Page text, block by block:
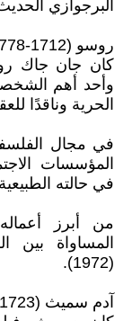
البرجوازي
روسو (1712-1778)
كان جان جاك
وأحد أهم
الحرية وناقدًا
في مجال
المؤسسات
في حالته
من أبرز
(1972).
آدم سميث (1723-1790)